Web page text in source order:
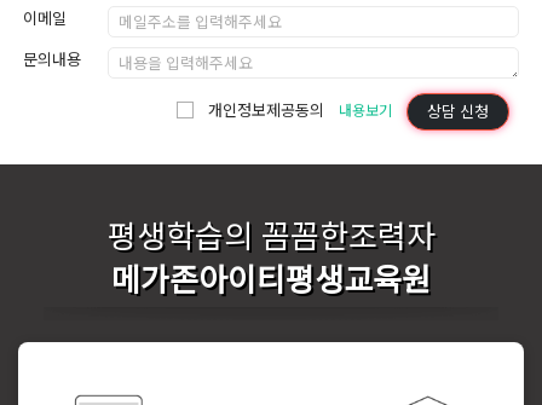
이메일
문의내용
개인정보제공동의 내용보기 상담 신청
평생학습의 꼼꼼한조력자
메가존아이티평생교육원